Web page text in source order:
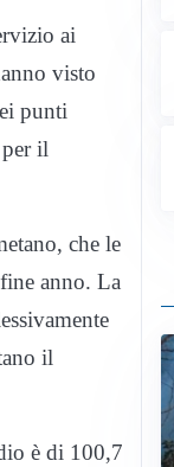
ai
visto
punti
il
che le
anno. La
il
è di 100,7